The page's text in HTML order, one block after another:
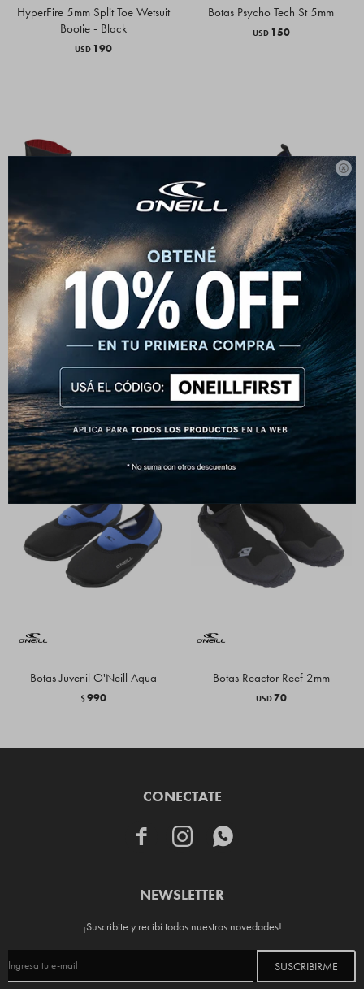

HyperFire 5mm Split Toe Wetsuit
Bootie - Black
USD 190
Botas Psycho Tech St 5mm
USD 150
Botas Hyperfreak Fire 3mm
180
Botas O'Neill Aqua
$990
Botas Juvenil O'Neill Aqua
$990
Botas Reactor Reef 2mm
USD70
CONECTATE
  
NEWSLETTER
¡Suscribite y recibí todas nuestras novedades!
SUSCRIBIRME